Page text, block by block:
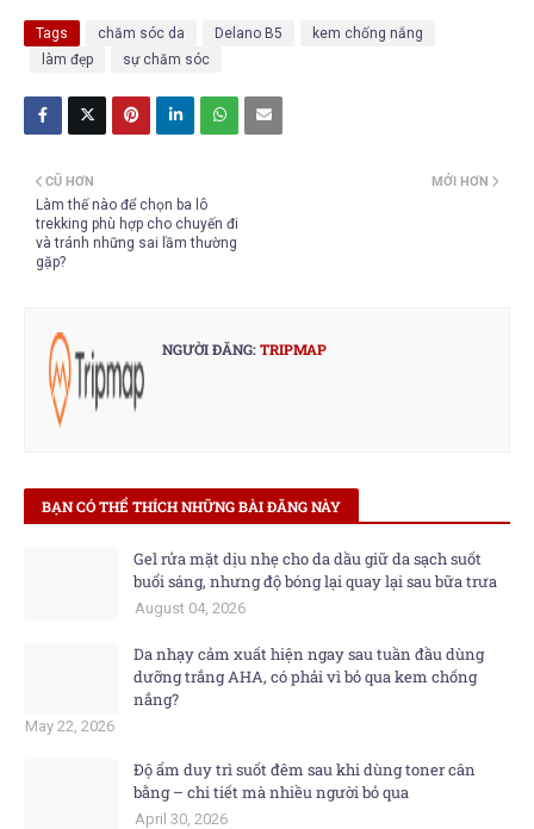
Tags chăm sóc da Delano B5
kem chống nắng
làm đẹp
sự chăm sóc
MỚI HƠN
CŨ HƠN
Làm thế nào để chọn ba lô
trekking phù hợp cho chuyến đi
và tránh những sai lầm thường
gặp?
NGƯỜI ĐĂNG:TRIPMAP
BẠN CÓ THỂ THÍCH NHỮNG BÀI ĐĂNG NÀY
Gel rửa mặt dịu nhẹ cho da dầu giữ da sạch suốt
buổi sáng, nhưng độ bóng lại quay lại sau bữa trưa
August 04, 2026
Da nhạy cảm xuất hiện ngay sau tuần đầu dùng
dưỡng trắng AHA, có phải vì bỏ qua kem chống
nắng?
May 22, 2026
Độ ẩm duy trì suốt đêm sau khi dùng toner cân
bằng – chi tiết mà nhiều người bỏ qua
April 30, 2026